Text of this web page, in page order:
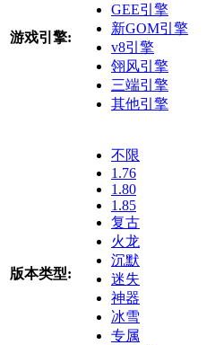
游戏引擎:
GEE引擎
新GOM引擎
v8引擎
翎风引擎
三端引擎
其他引擎
版本类型:
不限
1.76
1.80
1.85
复古
火龙
沉默
迷失
神器
冰雪
专属